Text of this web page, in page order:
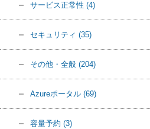
サービス正常性 (4)
セキュリティ (35)
その他・全般 (204)
Azureポータル (69)
容量予約 (3)